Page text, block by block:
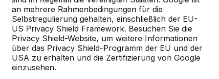
an mehrere Rahmenbedingungen für die
Selbstregulierung gehalten, einschließlich der EU-
US Privacy Shield Framework. Besuchen Sie die
Privacy Shield-Website, um weitere Informationen
über das Privacy Shield-Programm der EU und der
USA zu erhalten und die Zertifizierung von Google
einzusehen.
Kontakt
HeBlad Deutschland
Diekerstraße 97
42781 Haan
Deutschland